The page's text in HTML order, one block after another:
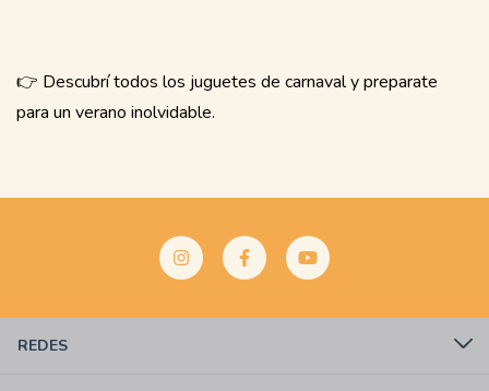
👉 Descubrí todos los juguetes de carnaval y preparate
para un verano inolvidable.
REDES